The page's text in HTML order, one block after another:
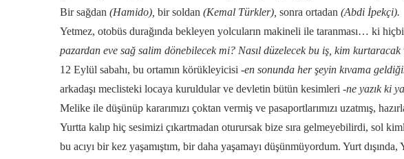
Bir sağdan (Hamido), bir soldan (Kemal Türkler), sonra ortadan (Abdi İpekçi).
Yetmez, otobüs durağında bekleyen yolcuların makineli ile taranması… ki
pazardan eve sağ salim dönebilecek mi? Nasıl düzelecek bu iş, kim kurtaracak
12 Eylül sabahı, bu ortamın körükleyicisi -en sonunda her şeyin kıvama
arkadaşı meclisteki locaya kuruldular ve devletin bütün kesimleri -ne yazık ki
Melike ile düşünüp kararımızı çoktan vermiş ve pasaportlarımızı uzatmış,
Yurtta kalıp hiç sesimizi çıkartmadan oturursak bize sıra gelmeyebilirdi, sol
bu acıyı bir kez yaşamıştım, bir daha yaşamayı düşünmüyordum. Yurt